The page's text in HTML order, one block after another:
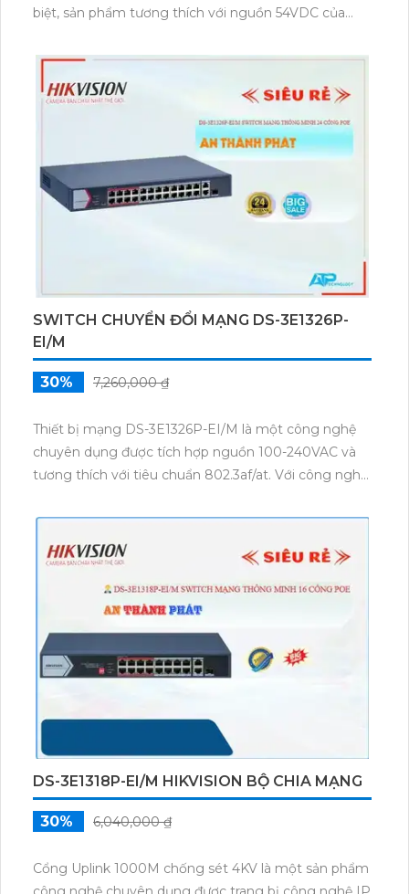
biệt, sản phẩm tương thích với nguồn 54VDC của
hiệu suất kết nối mạng. Sản phẩm này đáp ứng đầy
đủ các yêu cầu về tiêu chuẩn và chất lượng.
SWITCH CHUYỂN ĐỔI MẠNG DS-3E1326P-
EI/M
30% 7,260,000 ₫
Thiết bị mạng DS-3E1326P-EI/M là một công nghệ
chuyên dụng được tích hợp nguồn 100-240VAC và
tương thích với tiêu chuẩn 802.3af/at. Với công nghệ
nguồn điện qua một dây cáp duy nhất. Điều này giúp
tiết kiệm không gian và giảm thời gian lắp đặt.
Nguồn điện 100-240VAC của switch giúp đảm bảo
hoạt động ổn định và bền bỉ cho thiết bị.
DS-3E1318P-EI/M HIKVISION BỘ CHIA MẠNG
30% 6,040,000 ₫
Cổng Uplink 1000M chống sét 4KV là một sản phẩm